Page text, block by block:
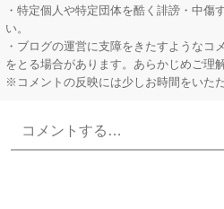
・特定個人や特定団体を酷く誹謗・中傷
い。
・ブログの運営に支障をきたすようなコ
をとる場合があります。あらかじめご理
※コメントの反映には少しお時間をいた